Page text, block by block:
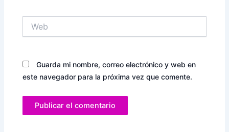
Guarda mi nombre, correo electrónico y web en
este navegador para la próxima vez que comente.